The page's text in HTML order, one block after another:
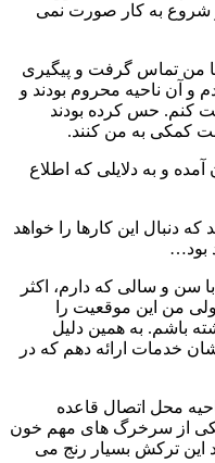
و شروع به کار صورت نمی‌
من تماس گرفت و پیگیری
و آن ناحیه محروم بودند و
کنم. حس کرده بودند
کمکی به من کنند.
و به دلایلی که اطلاع
دنبال این کارها را خواهد
بود…
سن‌ و سالی که دارم، اکثر
من این موقعیت را
باشم. به‌ همین‌ دلیل
خدمات ارائه دهم که در
محل اتصال قاعده
از سرخرگ‌ های مهم خون‌
این ترکش بسیار رنج می‌